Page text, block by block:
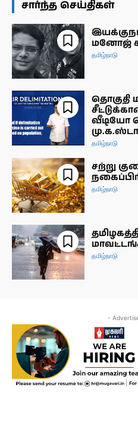
சார்ந்த செய்திகள்
மனோஜ்
தமிழ்நாடு
தொகுதி
வீடியோ
தமிழ்நாடு
சற்று
தமிழ்நாடு
தமிழ்நாடு
-